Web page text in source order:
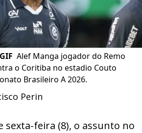
Alef Manga jogador do Remo
o Coritiba no estadio Couto
Brasileiro A 2026.
Perin
sexta-feira (8), o assunto no